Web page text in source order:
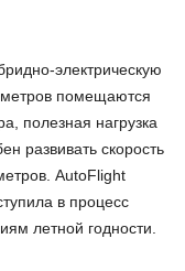
электрическую
помещаются
полезная нагрузка
развивать скорость
AutoFlight
в процесс
летной годности.